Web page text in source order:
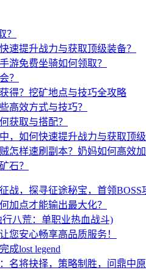
？
速提升战力与获取顶级装备？
游免费坐骑如何领取？
？
得？挖矿地点与技巧全攻略
高效方式与技巧？
获取与搭配？
，如何快速提升战力与获取顶级
怎样速刷副本？奶妈如何高效加
石？
战，探寻征途秘宝，首领BOSS
加点才能输出最大化？
八荒：单职业热血战斗)
您安心畅享高品质服务！
成lost legend
名将抉择，策略制胜，问鼎中原